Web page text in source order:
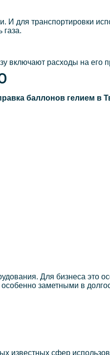
для транспортировки
газа.
включают расходы на его
баллонов гелием в
Для бизнеса это
заметными в
известных сфер